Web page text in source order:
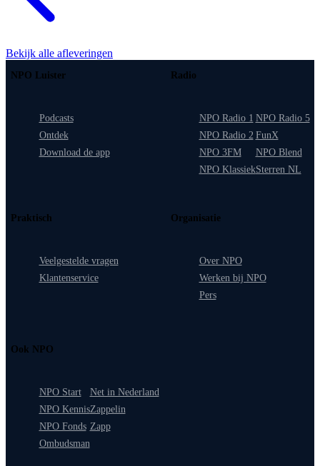
Bekijk alle afleveringen
NPO Luister
Podcasts
Ontdek
Download de app
Radio
NPO Radio 1
NPO Radio 2
NPO 3FM
NPO Klassiek
NPO Radio 5
FunX
NPO Blend
Sterren NL
Praktisch
Veelgestelde vragen
Klantenservice
Organisatie
Over NPO
Werken bij NPO
Pers
Ook NPO
NPO Start
NPO Kennis
NPO Fonds
Ombudsman
Net in Nederland
Zappelin
Zapp